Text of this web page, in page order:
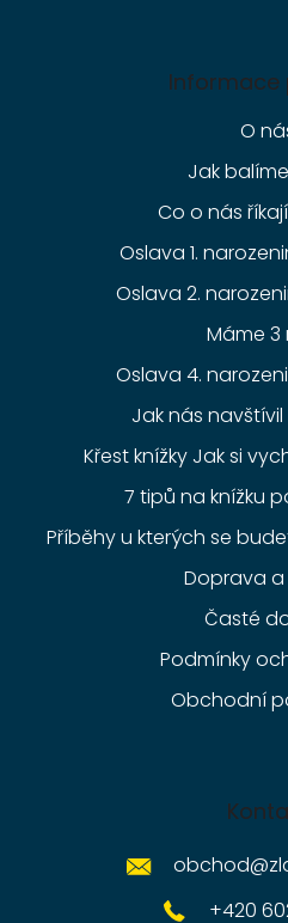
Informace
O
Jak
Co o nás
Oslava 1.
Oslava 2.
Máme 3
Oslava 4.
Jak nás navštívil
Křest knížky Jak si
7 tipů na knížku
Příběhy u kterých se
Doprava
Časté
Podmínky
Obchodní
obchod@
+420